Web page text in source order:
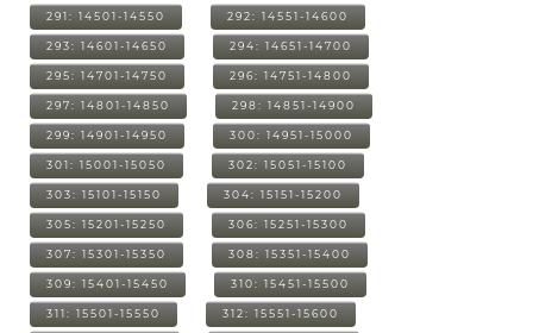
291: 14501-14550 292: 14551-14600
293: 14601-14650 294: 14651-14700
295: 14701-14750 296: 14751-14800
297: 14801-14850 298: 14851-14900
299: 14901-14950 300: 14951-15000
301: 15001-15050 302: 15051-15100
303: 15101-15150 304: 15151-15200
305: 15201-15250 306: 15251-15300
307: 15301-15350 308: 15351-15400
309: 15401-15450 310: 15451-15500
311: 15501-15550 312: 15551-15600